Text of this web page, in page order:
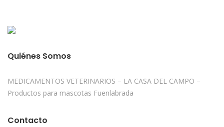
Quiénes Somos
MEDICAMENTOS VETERINARIOS – LA CASA DEL CAMPO –
Productos para mascotas Fuenlabrada
Contacto